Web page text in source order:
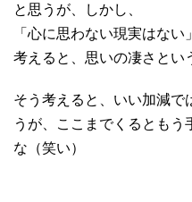
と思うが、しかし、
「心に思わない現実はな
考えると、思いの凄さとい
そう考えると、いい加減で
うが、ここまでくるとも
な（笑い）